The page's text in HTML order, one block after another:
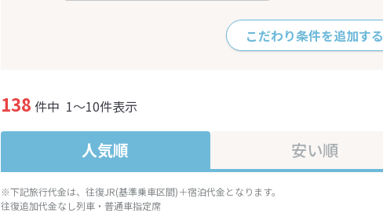
こだわり条件を追加する
138 件中 1～10件表示
人気順 安い順
※下記旅行代金は、往復JR(基準乗車区間)＋宿泊代金となります。
往復追加代金なし列車・普通車指定席